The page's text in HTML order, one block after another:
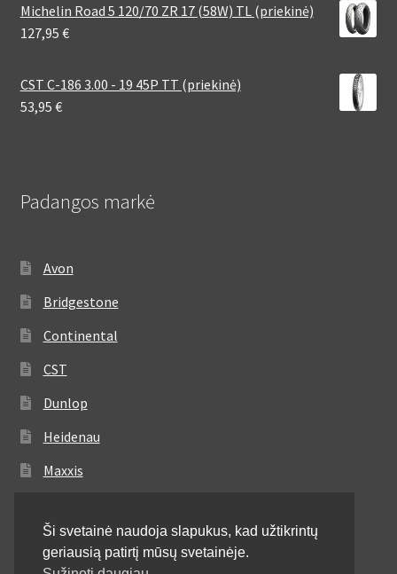
Michelin Road 5 120/70 ZR 17 (58W) TL (priekinė)
127,95 €
CST C-186 3.00 - 19 45P TT (priekinė)
53,95 €
Padangos markė
Avon
Bridgestone
Continental
CST
Dunlop
Heidenau
Maxxis
Michelin
Ši svetainė naudoja slapukus, kad užtikrintų
geriausią patirtį mūsų svetainėje.